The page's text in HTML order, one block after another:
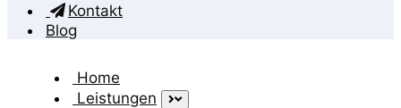
Kontakt
Blog
Home
Leistungen